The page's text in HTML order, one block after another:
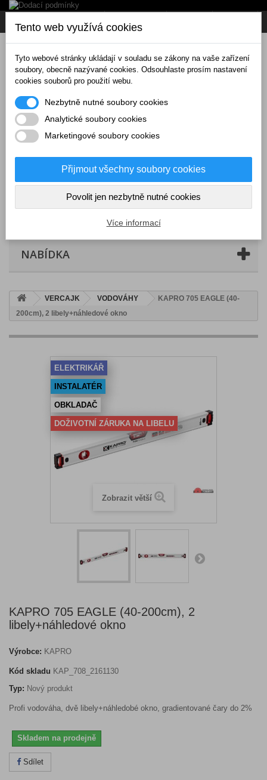
Košík (prázdný)
NABÍDKA
VERCAJK VODOVÁHY
KAPRO 705 EAGLE (40-
200cm), 2 libely+náhledové okno
ELEKTRIKÁŘ
INSTALATÉR
OBKLADAČ
DOŽIVOTNÍ ZÁRUKA NA LIBELU
Zobrazit větší
KAPRO 705 EAGLE (40-200cm), 2
libely+náhledové okno
Výrobce: KAPRO
Kód skladu KAP_708_2161130
Typ: Nový produkt
Profi vodováha, dvě libely+náhledobé okno, gradientované čary do 2%
Skladem na prodejně
Sdílet
Tento web využívá cookies
Tyto webové stránky ukládají v souladu se zákony na vaše zařízení
soubory, obecně nazývané cookies. Odsouhlaste prosím nastavení
cookies souborů pro použití webu.
Nezbytně nutné soubory cookies
Analytické soubory cookies
Marketingové soubory cookies
Přijmout všechny soubory cookies
Povolit jen nezbytně nutné cookies
Více informací